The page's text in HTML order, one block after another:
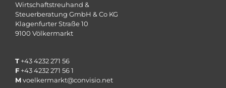
Wirtschaftstreuhand &
Steuerberatung GmbH & Co KG
Klagenfurter Straße 10
9100 Völkermarkt
T +43 4232 271 56
F +43 4232 271 56 1
Mvoelkermarkt@convisio.net